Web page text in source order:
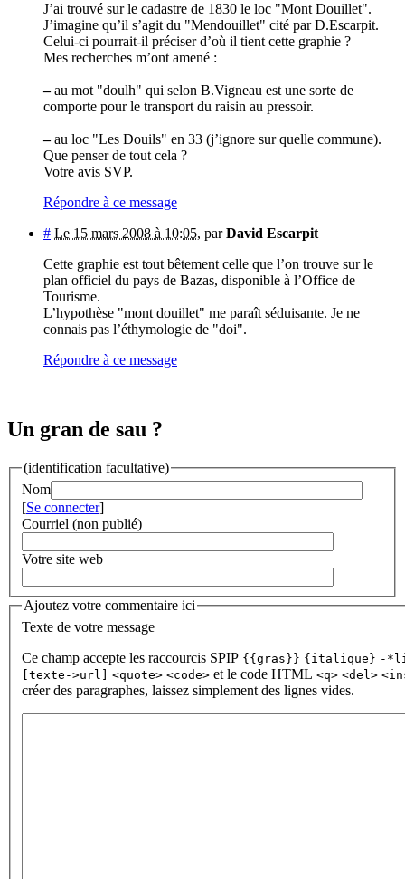
J’ai trouvé sur le cadastre de 1830 le loc "Mont Douillet".
J’imagine qu’il s’agit du "Mendouillet" cité par D.Escarpit.
Celui-ci pourrait-il préciser d’où il tient cette graphie ?
Mes recherches m’ont amené :
–au mot "doulh" qui selon B.Vigneau est une sorte de
comporte pour le transport du raisin au pressoir.
–au loc "Les Douils" en 33 (j’ignore sur quelle commune).
Que penser de tout cela ?
Votre avis SVP.
Répondre à ce message
# Le 15 mars 2008 à 10:05, parDavid Escarpit
Cette graphie est tout bêtement celle que l’on trouve sur le
plan officiel du pays de Bazas, disponible à l’Office de
Tourisme.
L’hypothèse "mont douillet" me paraît séduisante. Je ne
connais pas l’éthymologie de "doi".
Répondre à ce message
Un gran de sau ?
(identification facultative)
Nom
[Se connecter]
Courriel (non publié)
Votre site web
Ajoutez votre commentaire ici
Texte de votre message
Ce champ accepte les raccourcis SPIP {{gras}} {italique} -
[texte->url]
<quote> <code> et le code HTML <q> <del>
créer des paragraphes, laissez simplement des lignes vides.